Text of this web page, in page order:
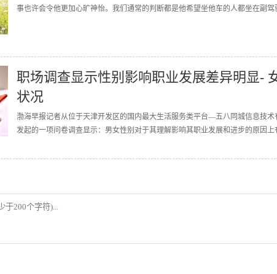
事也许会令他更加心旷神怡。我们通常的判断都是他希望坐他车的人都坐在副
职场调查显示性别影响职业发展差异明显-
状况
渤海早报记者从位于天津开发区的国内最大生活服务类平台—五八同城信息技
发起的一项问卷调查显示：男女性别对于其理解影响其职业发展和进步的原因